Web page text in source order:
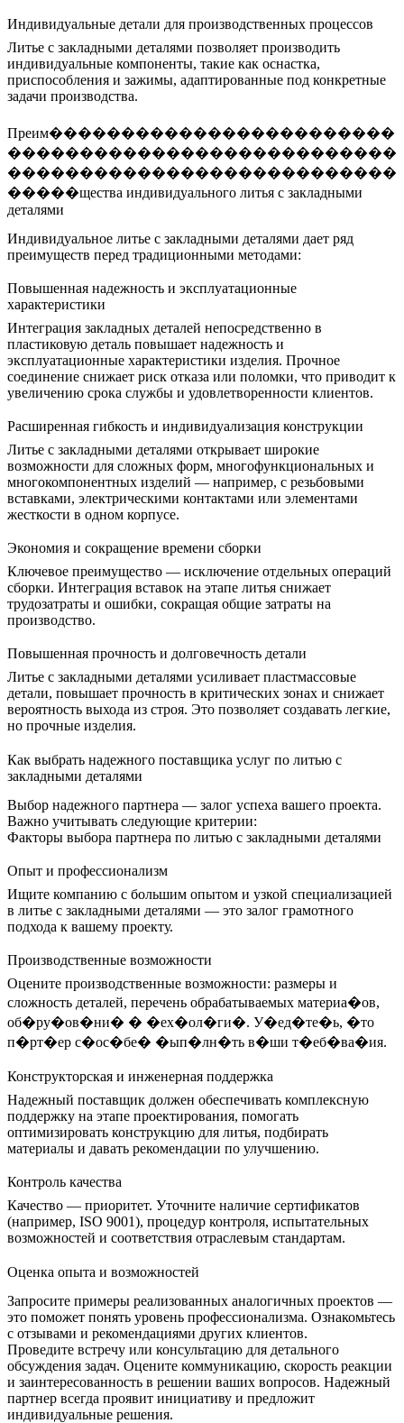
Индивидуальные детали для производственных процессов
Литье с закладными деталями позволяет производить
индивидуальные компоненты, такие как оснастка,
приспособления и зажимы, адаптированные под конкретные
задачи производства.
Преим������������������������
���������������������������
���������������������������
�����щества индивидуального литья с закладными
деталями
Индивидуальное литье с закладными деталями дает ряд
преимуществ перед традиционными методами:
Повышенная надежность и эксплуатационные
характеристики
Интеграция закладных деталей непосредственно в
пластиковую деталь повышает надежность и
эксплуатационные характеристики изделия. Прочное
соединение снижает риск отказа или поломки, что приводит к
увеличению срока службы и удовлетворенности клиентов.
Расширенная гибкость и индивидуализация конструкции
Литье с закладными деталями открывает широкие
возможности для сложных форм, многофункциональных и
многокомпонентных изделий — например, с резьбовыми
вставками, электрическими контактами или элементами
жесткости в одном корпусе.
Экономия и сокращение времени сборки
Ключевое преимущество — исключение отдельных операций
сборки. Интеграция вставок на этапе литья снижает
трудозатраты и ошибки, сокращая общие затраты на
производство.
Повышенная прочность и долговечность детали
Литье с закладными деталями усиливает пластмассовые
детали, повышает прочность в критических зонах и снижает
вероятность выхода из строя. Это позволяет создавать легкие,
но прочные изделия.
Как выбрать надежного поставщика услуг по литью с
закладными деталями
Выбор надежного партнера — залог успеха вашего проекта.
Важно учитывать следующие критерии:
Факторы выбора партнера по литью с закладными деталями
Опыт и профессионализм
Ищите компанию с большим опытом и узкой специализацией
в литье с закладными деталями — это залог грамотного
подхода к вашему проекту.
Производственные возможности
Оцените производственные возможности: размеры и
сложность деталей, перечень обрабатываемых материа�ов,
об�ру�ов�ни� � �ех�ол�ги�. У�ед�те�ь, �то
п�рт�ер с�ос�бе� �ып�лн�ть в�ши т�еб�ва�ия.
Конструкторская и инженерная поддержка
Надежный поставщик должен обеспечивать комплексную
поддержку на этапе проектирования, помогать
оптимизировать конструкцию для литья, подбирать
материалы и давать рекомендации по улучшению.
Контроль качества
Качество — приоритет. Уточните наличие сертификатов
(например, ISO 9001), процедур контроля, испытательных
возможностей и соответствия отраслевым стандартам.
Оценка опыта и возможностей
Запросите примеры реализованных аналогичных проектов —
это поможет понять уровень профессионализма. Ознакомьтесь
с отзывами и рекомендациями других клиентов.
Проведите встречу или консультацию для детального
обсуждения задач. Оцените коммуникацию, скорость реакции
и заинтересованность в решении ваших вопросов. Надежный
партнер всегда проявит инициативу и предложит
индивидуальные решения.